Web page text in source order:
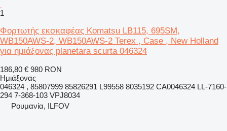
1
Φορτωτής εκσκαφέας Komatsu LB115, 695SM,
WB150AWS-2, WB150AWS-2 Terex , Case , New Holland
για ημιάξονας planetara scurta 046324
186,80 € 980 RON
Ημιάξονας
046324 , 85807999 85826291 L99558 8035192 CA0046324 LL-7160-
294 7-368-103 VPJ8034
Ρουμανία, ILFOV